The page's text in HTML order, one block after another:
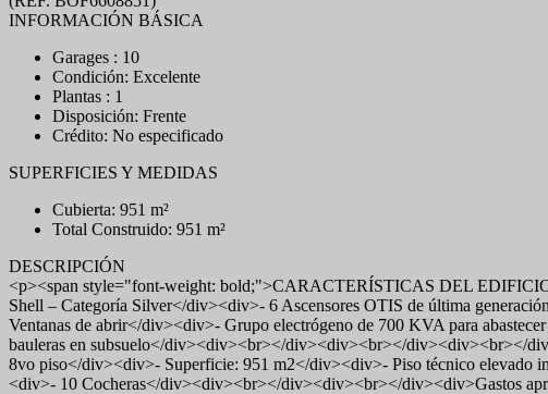
INFORMACIÓN BÁSICA
Garages : 10
Condición: Excelente
Plantas : 1
Disposición: Frente
Crédito: No especificado
SUPERFICIES Y MEDIDAS
Cubierta: 951 m²
Total Construido: 951 m²
DESCRIPCIÓN
<p><span style="font-weight: bold;">CARACTERÍSTICAS DEL
Shell – Categoría Silver</div><div>- 6 Ascensores OTIS de última
Ventanas de abrir</div><div>- Grupo electrógeno de 700 KVA para
bauleras en subsuelo</div><div><br></div><div><br></
8vo piso</div><div>- Superficie: 951 m2</div><div>- Piso técnico
<div>- 10 Cocheras</div><div><br></div><div><br></div><div>Gastos